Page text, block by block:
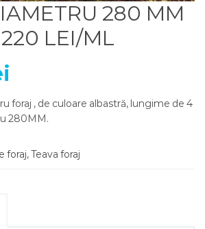
280 MM
LEI/ML
foraj , de culoare albastră, lungime de 4
280MM.
foraj,Teava foraj